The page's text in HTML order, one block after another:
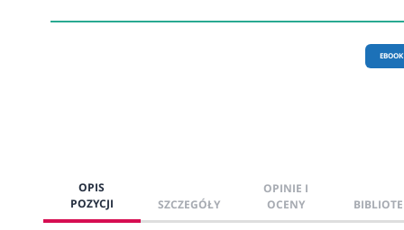
EBOOK
OPIS
POZYCJI
SZCZEGÓŁY
OPINIE I
OCENY